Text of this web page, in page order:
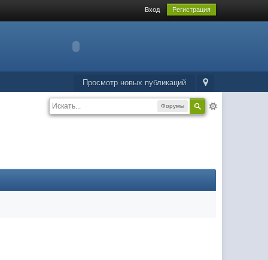
Вход Регистрация
Просмотр новых публикаций
Форумы